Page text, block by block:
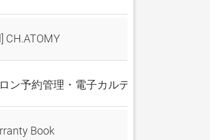
CH.ATOMY
ン予約管理・電子カルテ・売上分析
Book